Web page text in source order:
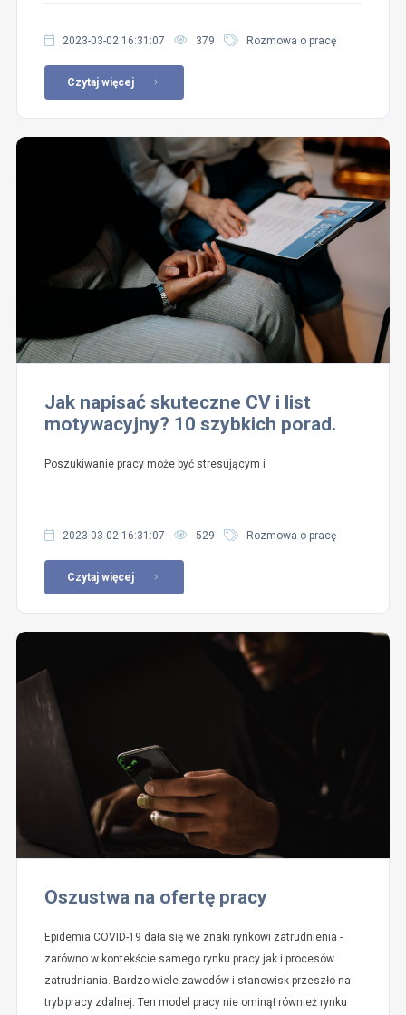
2023-03-02 16:31:07 379 Rozmowa o pracę
Czytaj więcej
Jak napisać skuteczne CV i list
motywacyjny? 10 szybkich porad.
Poszukiwanie pracy może być stresującym i
2023-03-02 16:31:07 529 Rozmowa o pracę
Czytaj więcej
Oszustwa na ofertę pracy
Epidemia COVID-19 dała się we znaki rynkowi zatrudnienia -
zarówno w kontekście samego rynku pracy jak i procesów
zatrudniania. Bardzo wiele zawodów i stanowisk przeszło na
tryb pracy zdalnej. Ten model pracy nie ominął również rynku